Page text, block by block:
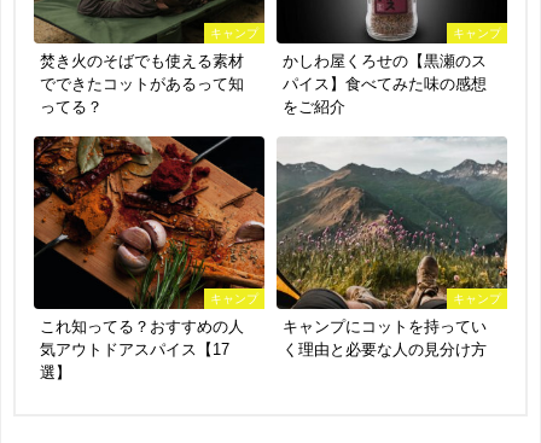
キャンプ
焚き火のそばでも使える素材
でできたコットがあるって知
ってる？
キャンプ
かしわ屋くろせの【黒瀬のス
パイス】食べてみた味の感想
をご紹介
キャンプ
これ知ってる？おすすめの人
気アウトドアスパイス【17
選】
キャンプ
キャンプにコットを持ってい
く理由と必要な人の見分け方